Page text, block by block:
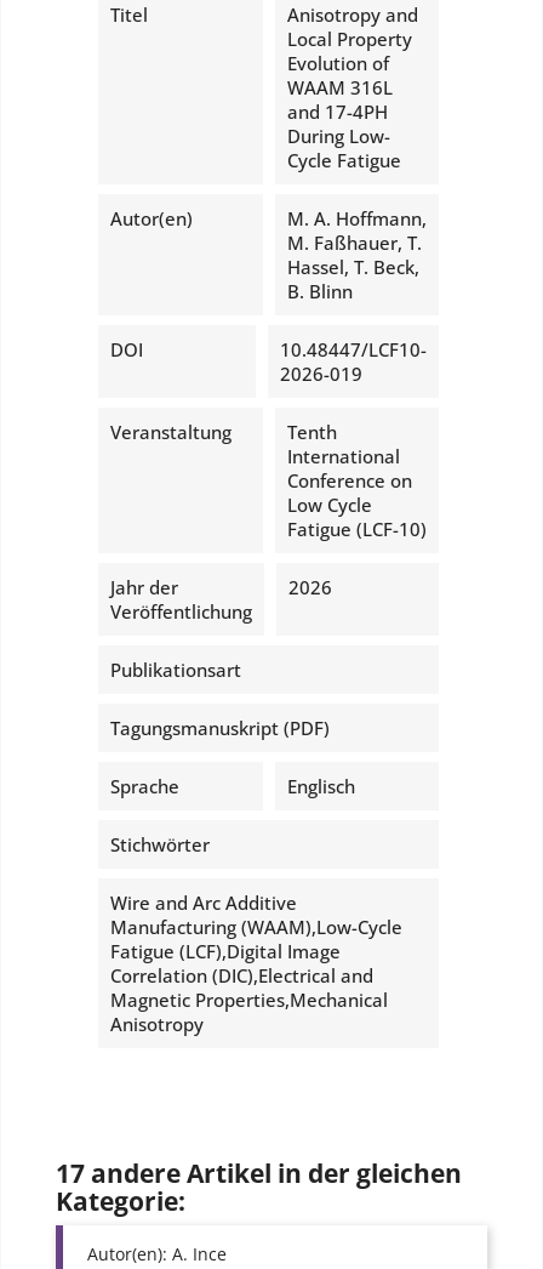
Titel
Anisotropy and
Local Property
Evolution of
WAAM 316L
and 17-4PH
During Low-
Cycle Fatigue
Autor(en)
M. A. Hoffmann,
M. Faßhauer, T.
Hassel, T. Beck,
B. Blinn
DOI
10.48447/LCF10-
2026-019
Veranstaltung
Tenth
International
Conference on
Low Cycle
Fatigue (LCF-10)
Jahr der
Veröffentlichung
2026
Publikationsart
Tagungsmanuskript (PDF)
Sprache Englisch
Stichwörter
Wire and Arc Additive
Manufacturing (WAAM),Low-Cycle
Fatigue (LCF),Digital Image
Correlation (DIC),Electrical and
Magnetic Properties,Mechanical
Anisotropy
17 andere Artikel in der gleichen
Kategorie:
Autor(en): A. Ince